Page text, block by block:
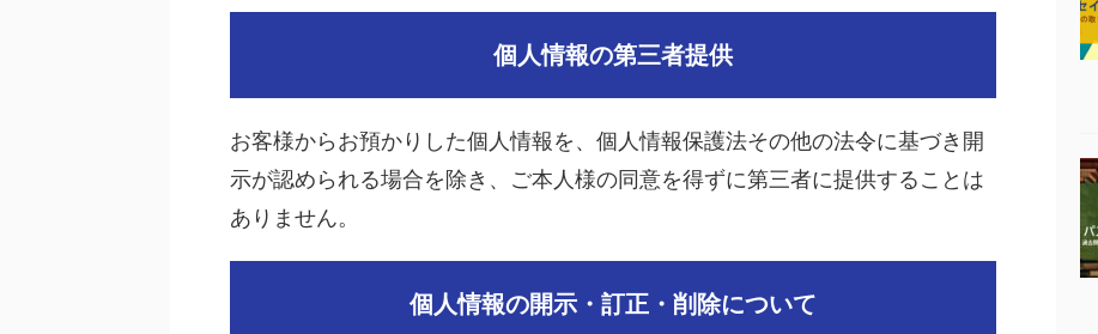
個人情報の第三者提供
お客様からお預かりした個人情報を、個人情報保護法その他の法令に基づき開
示が認められる場合を除き、ご本人様の同意を得ずに第三者に提供することは
ありません。
個人情報の開示・訂正・削除について